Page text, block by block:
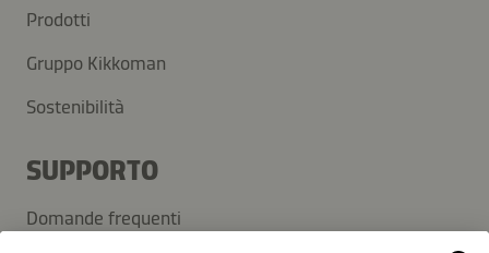
Prodotti
Gruppo Kikkoman
Sostenibilità
SUPPORTO
Domande frequenti